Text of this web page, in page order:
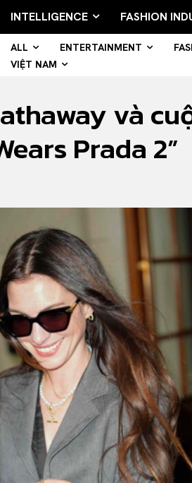
INTELLIGENCE FASHION
ALL ENTERTAINMENT
VIỆT NAM
và
Prada 2”